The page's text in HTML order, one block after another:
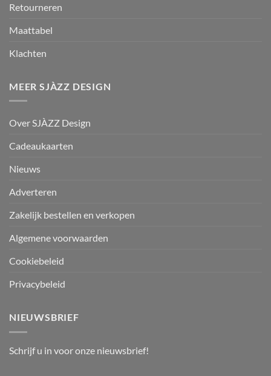
Retourneren
Maattabel
Klachten
MEER SJÀZZ DESIGN
Over SJÀZZ Design
Cadeaukaarten
Nieuws
Adverteren
Zakelijk bestellen en verkopen
Algemene voorwaarden
Cookiebeleid
Privacybeleid
NIEUWSBRIEF
Schrijf u in voor onze nieuwsbrief!